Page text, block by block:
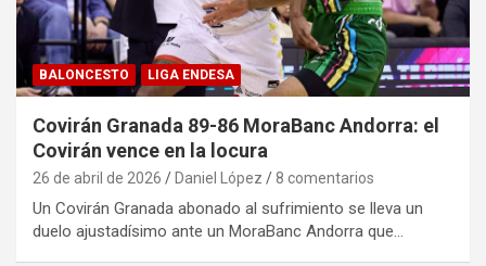
BALONCESTO LIGA ENDESA
Covirán Granada 89-86 MoraBanc Andorra: el
Covirán vence en la locura
26 de abril de 2026 Daniel López 8 comentarios
Un Covirán Granada abonado al sufrimiento se lleva un
duelo ajustadísimo ante un MoraBanc Andorra que…